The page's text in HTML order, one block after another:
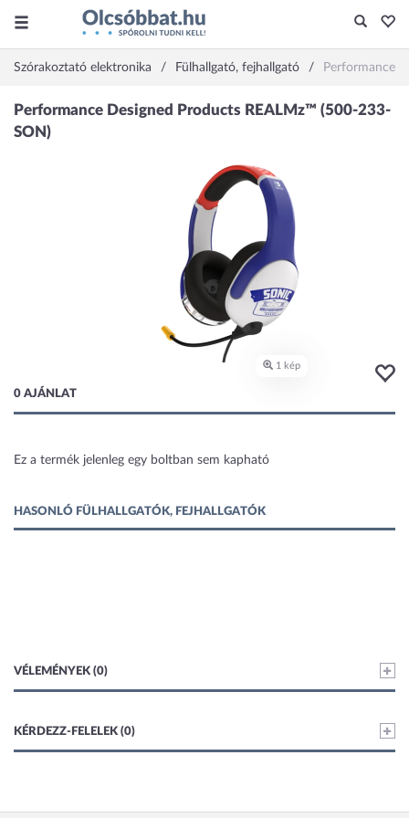
Szórakoztató elektronika Fülhallgató, fejhallgató Performance
0 AJÁNLAT
Ez a termék jelenleg egy boltban sem kapható
HASONLÓ FÜLHALLGATÓK, FEJHALLGATÓK
VÉLEMÉNYEK (0)
KÉRDEZZ-FELELEK (0)